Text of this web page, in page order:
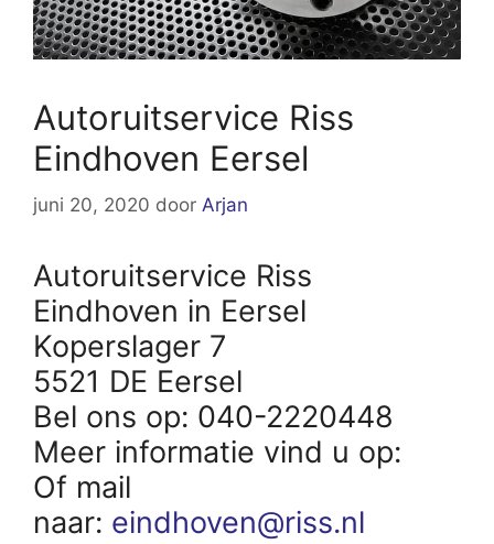
Autoruitservice Riss
Eindhoven Eersel
juni 20, 2020 door Arjan
Autoruitservice Riss
Eindhoven in Eersel
Koperslager 7
5521 DE Eersel
Bel ons op: 040-2220448
Meer informatie vind u op:
Of mail
naar: eindhoven@riss.nl